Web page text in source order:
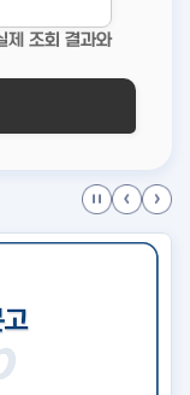
제 조회 결과와